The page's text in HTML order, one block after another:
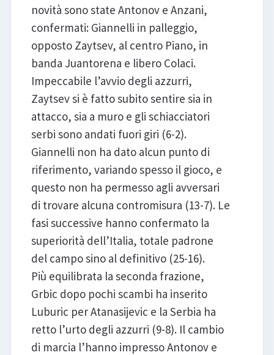
novità sono state Antonov e Anzani,
confermati: Giannelli in palleggio,
opposto Zaytsev, al centro Piano, in
banda Juantorena e libero Colaci.
Impeccabile l’avvio degli azzurri,
Zaytsev si è fatto subito sentire sia in
attacco, sia a muro e gli schiacciatori
serbi sono andati fuori giri (6-2).
Giannelli non ha dato alcun punto di
riferimento, variando spesso il gioco, e
questo non ha permesso agli avversari
di trovare alcuna contromisura (13-7). Le
fasi successive hanno confermato la
superiorità dell’Italia, totale padrone
del campo sino al definitivo (25-16).
Più equilibrata la seconda frazione,
Grbic dopo pochi scambi ha inserito
Luburic per Atanasijevic e la Serbia ha
retto l’urto degli azzurri (9-8). Il cambio
di marcia l’hanno impresso Antonov e